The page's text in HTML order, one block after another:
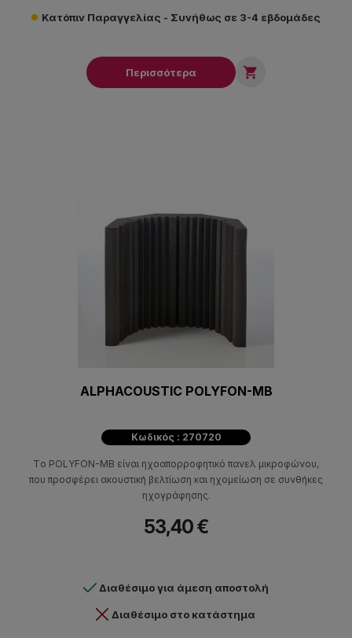
Κατόπιν Παραγγελίας - Συνήθως σε 3-4 εβδομάδες
Περισσότερα 
ALPHACOUSTIC POLYFON-MB
Κωδικός : 270720
Tο POLYFON-MB είναι ηχοαπορροφητικό πανελ μικροφώνου,
που προσφέρει ακουστική βελτίωση και ηχομείωση σε συνθήκες
ηχογράφησης.
53,40 €
Διαθέσιμο για άμεση αποστολή
Διαθέσιμο στο κατάστημα